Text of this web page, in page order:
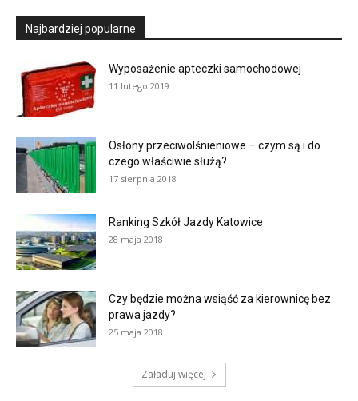
Najbardziej popularne
Wyposażenie apteczki samochodowej
11 lutego 2019
Osłony przeciwolśnieniowe – czym są i do
czego właściwie służą?
17 sierpnia 2018
Ranking Szkół Jazdy Katowice
28 maja 2018
Czy będzie można wsiąść za kierownicę bez
prawa jazdy?
25 maja 2018
Załaduj więcej